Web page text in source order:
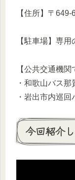
【住所】〒
【駐車場】専用
【公共交通機関
・和歌山バス
・岩出市内巡
今回紹介